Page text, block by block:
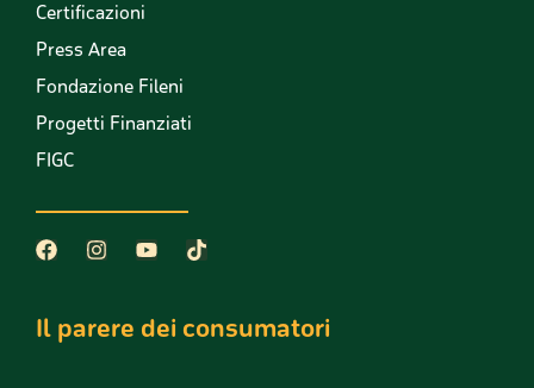
Certificazioni
Press Area
Fondazione Fileni
Progetti Finanziati
FIGC
Il parere dei consumatori